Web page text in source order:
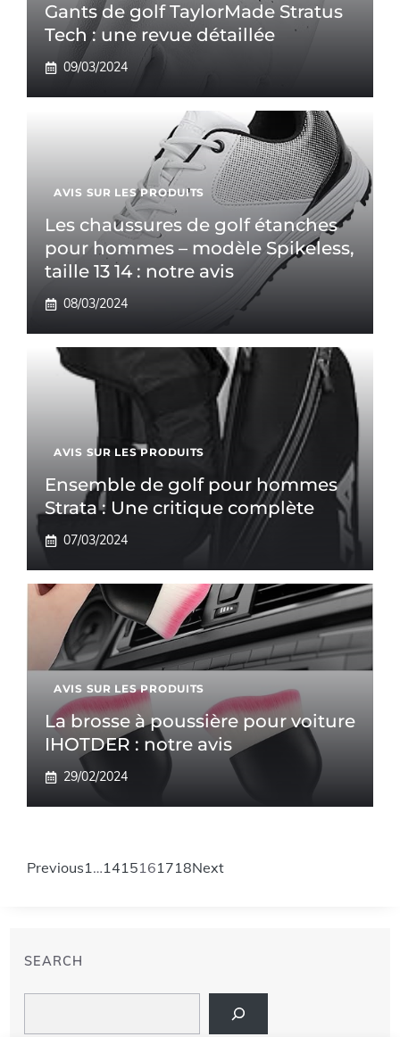
Gants de golf TaylorMade Stratus
Tech : une revue détaillée
09/03/2024
AVIS SUR LES PRODUITS
Les chaussures de golf étanches
pour hommes – modèle Spikeless,
taille 13 14 : notre avis
08/03/2024
AVIS SUR LES PRODUITS
Ensemble de golf pour hommes
Strata : Une critique complète
07/03/2024
AVIS SUR LES PRODUITS
La brosse à poussière pour voiture
IHOTDER : notre avis
29/02/2024
Previous1…1415161718Next
SEARCH